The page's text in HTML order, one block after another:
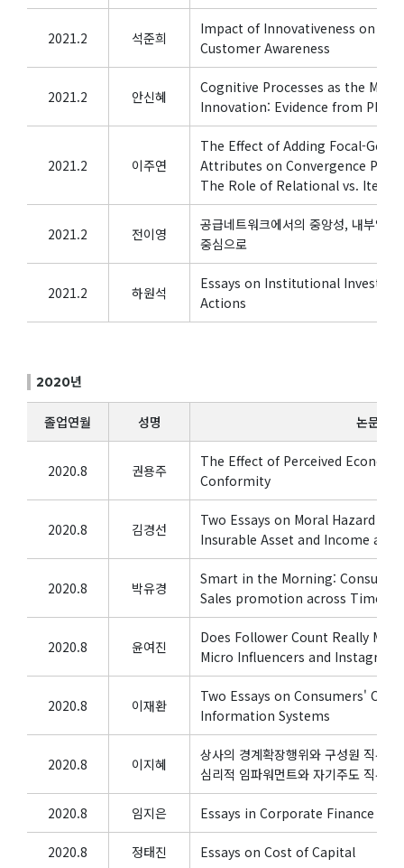
2021.2 석준희
Impact of Innovativeness on
Customer Awareness
2021.2 안신혜
Cognitive Processes as the
Innovation: Evidence from
2021.2 이주연
The Effect of Adding Focal-Goal
Attributes on Convergence
The Role of Relational vs. Item-
2021.2 전이영
공급네트워크에서의 중앙성, 내부역
중심으로
2021.2 하원석
Essays on Institutional Investors
Actions
2020년
졸업연월 성명 논문제목
2020.8 권용주
The Effect of Perceived
Conformity
2020.8 김경선
Two Essays on Moral Hazard
Insurable Asset and Income are
2020.8 박유경
Smart in the Morning:
Sales promotion across Time of
2020.8 윤여진
Does Follower Count Really
Micro Influencers and
2020.8 이재환
Two Essays on Consumers'
Information Systems
2020.8 이지혜
상사의 경계확장행위와 구성원 직무
심리적 임파워먼트와 자기주도 직무
2020.8 임지은 Essays in Corporate Finance
2020.8 정태진 Essays on Cost of Capital